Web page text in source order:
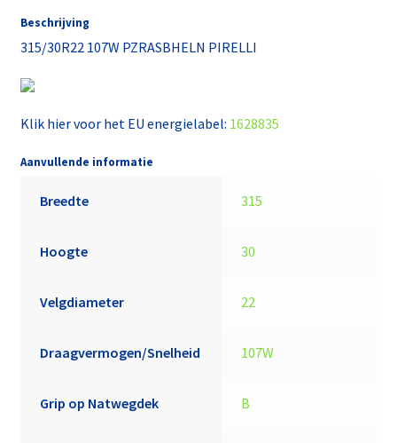
Beschrijving
315/30R22 107W PZRASBHELN PIRELLI
Klik hier voor het EU energielabel: 1628835
Aanvullende informatie
Breedte 315
Hoogte 30
Velgdiameter 22
Draagvermogen/Snelheid 107W
Grip op Natwegdek B